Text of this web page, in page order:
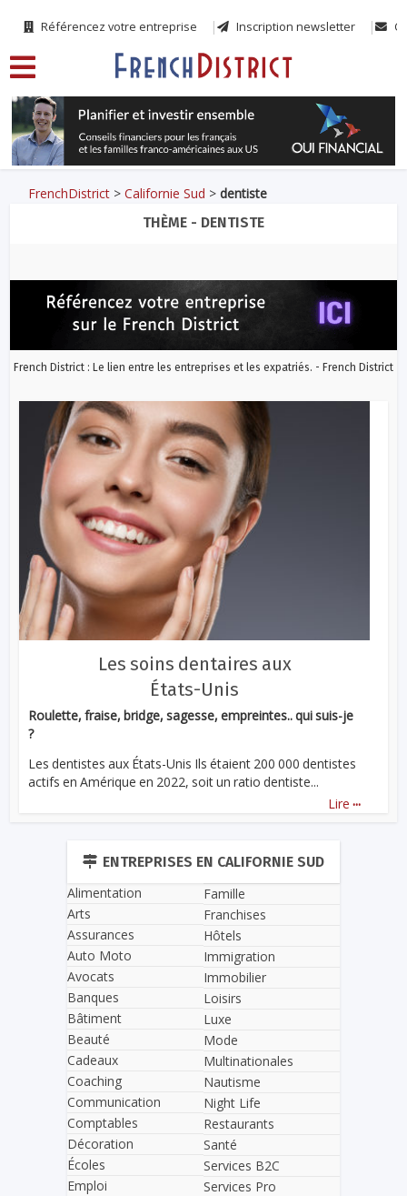
Référencez votre entreprise Inscription newsletter
FrenchDistrict >Californie Sud >dentiste
THÈME - DENTISTE
French District : Le lien entre les entreprises et les expatriés. - French District
Les soins dentaires aux
États-Unis
Roulette, fraise, bridge, sagesse, empreintes.. qui suis-je
?
Les dentistes aux États-Unis Ils étaient 200 000 dentistes
actifs en Amérique en 2022, soit un ratio dentiste...
Lire ...
ENTREPRISES EN CALIFORNIE SUD
Alimentation
Arts
Assurances
Auto Moto
Avocats
Banques
Bâtiment
Beauté
Cadeaux
Coaching
Communication
Comptables
Décoration
Écoles
Emploi
Famille
Franchises
Hôtels
Immigration
Immobilier
Loisirs
Luxe
Mode
Multinationales
Nautisme
Night Life
Restaurants
Santé
Services B2C
Services Pro